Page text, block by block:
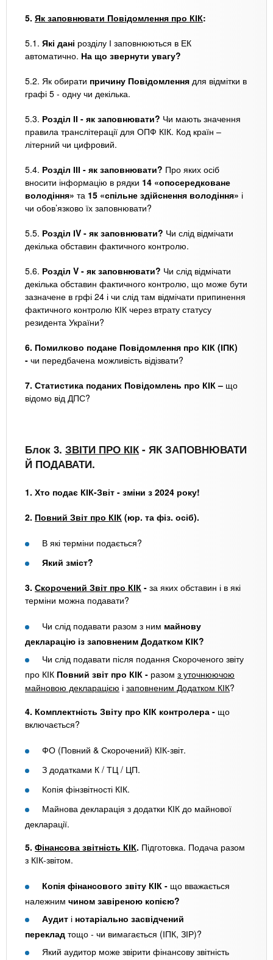
5. Як заповнювати Повідомлення про КІК:
5.1. Які дані розділу І заповнюються в ЕК
автоматично. На що звернути увагу?
5.2. Як обирати причину Повідомлення для відмітки в
графі 5 - одну чи декілька.
5.3. Розділ ІІ - як заповнювати? Чи мають значення
правила транслітерації для ОПФ КІК. Код країн –
літерний чи цифровий.
5.4. Розділ ІІІ - як заповнювати? Про яких осіб
вносити інформацію в рядки 14 «опосередковане
володіння» та 15 «спільне здійснення володіння» і
чи обов’язково їх заповнювати?
5.5. Розділ ІV - як заповнювати? Чи слід відмічати
декілька обставин фактичного контролю.
5.6. Розділ V - як заповнювати? Чи слід відмічати
декілька обставин фактичного контролю, що може бути
зазначене в грфі 24 і чи слід там відмічати припинення
фактичного контролю КІК через втрату статусу
резидента України?
6. Помилково подане Повідомлення про КІК (ІПК)
- чи передбачена можливість відізвати?
7. Статистика поданих Повідомлень про КІК – що
відомо від ДПС?
Блок 3. ЗВІТИ ПРО КІК - ЯК ЗАПОВНЮВАТИ
Й ПОДАВАТИ.
1. Хто подає КІК-Звіт - зміни з 2024 року!
2. Повний Звіт про КІК (юр. та фіз. осіб).
В які терміни подається?
Який зміст?
3. Скорочений Звіт про КІК - за яких обставин і в які
терміни можна подавати?
Чи слід подавати разом з ним майнову
декларацію із заповненим Додатком КІК?
Чи слід подавати після подання Скороченого звіту
про КІК Повний звіт про КІК - разом з уточнюючою
майновою декларацією і заповненим Додатком КІК?
4. Комплектність Звіту про КІК контролера - що
включається?
ФО (Повний & Скорочений) КІК-звіт.
З додатками К / ТЦ / ЦП.
Копія фінзвітності КІК.
Майнова декларація з додатки КІК до майнової
декларації.
5. Фінансова звітність КІК. Підготовка. Подача разом
з КІК-звітом.
Копія фінансового звіту КІК - що вважається
належним чином завіреною копією?
Аудит і нотаріально засвідчений
переклад тощо - чи вимагається (ІПК, ЗІР)?
Який аудитор може звірити фінансову звітність